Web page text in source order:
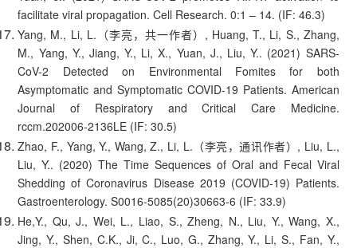
facilitate viral propagation. Cell Research. 0:1 – 14. (IF: 46.3)
Yang, M., Li, L.（李亮，共一作者）, Huang, T., Li, S., Zhang,
M., Yang, Y., Jiang, Y., Li, X., Yuan, J., Liu, Y.. (2021) SARS-
CoV-2 Detected on Environmental Fomites for both
Asymptomatic and Symptomatic COVID-19 Patients. American
Journal of Respiratory and Critical Care Medicine.
rccm.202006-2136LE (IF: 30.5)
Zhao, F., Yang, Y., Wang, Z., Li, L.（李亮，通讯作者）, Liu, L.,
Liu, Y.. (2020) The Time Sequences of Oral and Fecal Viral
Shedding of Coronavirus Disease 2019 (COVID-19) Patients.
Gastroenterology. S0016-5085(20)30663-6 (IF: 33.9)
He,Y., Qu, J., Wei, L., Liao, S., Zheng, N., Liu, Y., Wang, X.,
Jing, Y., Shen, C.K., Ji, C., Luo, G., Zhang, Y., Li, S., Fan, Y.,